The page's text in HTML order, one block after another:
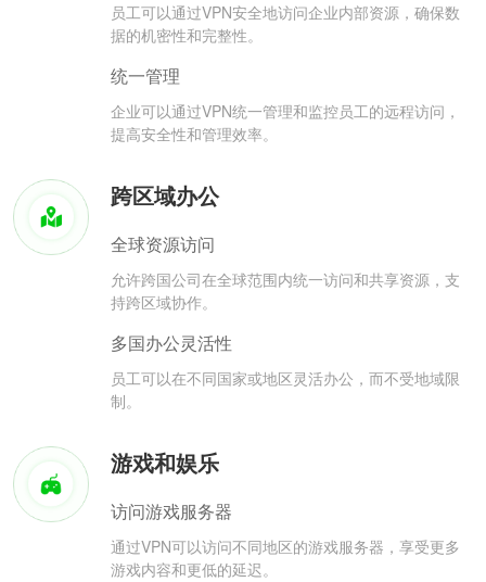
员工可以通过VPN安全地访问企业内部资源，确保数
据的机密性和完整性。
统一管理
企业可以通过VPN统一管理和监控员工的远程访问，
提高安全性和管理效率。
跨区域办公
全球资源访问
允许跨国公司在全球范围内统一访问和共享资源，支
持跨区域协作。
多国办公灵活性
员工可以在不同国家或地区灵活办公，而不受地域限
制。
游戏和娱乐
访问游戏服务器
通过VPN可以访问不同地区的游戏服务器，享受更多
游戏内容和更低的延迟。